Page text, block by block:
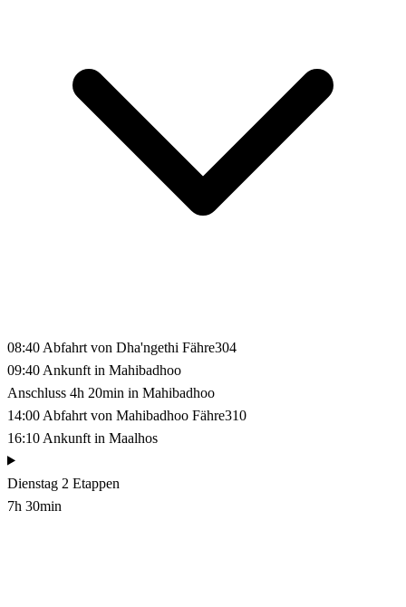
08:40 Abfahrt von Dha'ngethi Fähre304
09:40 Ankunft in Mahibadhoo
Anschluss 4h 20min in Mahibadhoo
14:00 Abfahrt von Mahibadhoo Fähre310
16:10 Ankunft in Maalhos
Dienstag 2 Etappen
7h 30min